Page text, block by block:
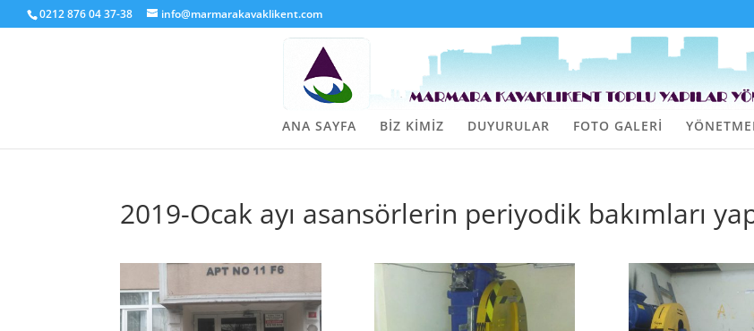
0212 876 04 37-38 info@marmarakavaklikent.com
ANA SAYFA BİZ KİMİZ DUYURULAR FOTO GALERİ
2019-Ocak ayı asansörlerin periyodik bakımları